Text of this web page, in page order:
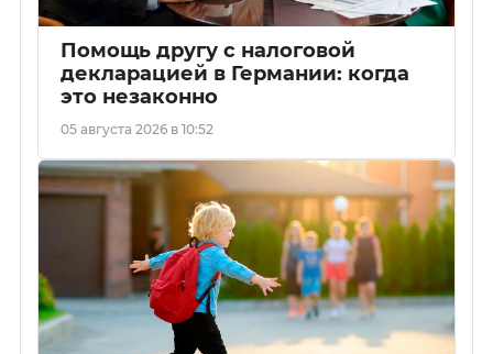
Помощь другу с налоговой
декларацией в Германии: когда
это незаконно
05 августа 2026 в 10:52